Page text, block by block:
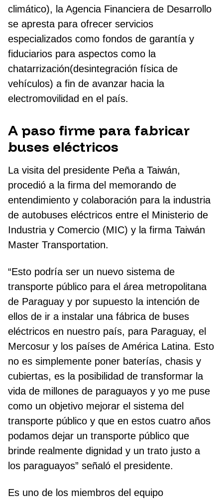
climático), la Agencia Financiera de Desarrollo
se apresta para ofrecer servicios
especializados como fondos de garantía y
fiduciarios para aspectos como la
chatarrización(desintegración física de
vehículos) a fin de avanzar hacia la
electromovilidad en el país.
A paso firme para fabricar
buses eléctricos
La visita del presidente Peña a Taiwán,
procedió a la firma del memorando de
entendimiento y colaboración para la industria
de autobuses eléctricos entre el Ministerio de
Industria y Comercio (MIC) y la firma Taiwán
Master Transportation.
“Esto podría ser un nuevo sistema de
transporte público para el área metropolitana
de Paraguay y por supuesto la intención de
ellos de ir a instalar una fábrica de buses
eléctricos en nuestro país, para Paraguay, el
Mercosur y los países de América Latina. Esto
no es simplemente poner baterías, chasis y
cubiertas, es la posibilidad de transformar la
vida de millones de paraguayos y yo me puse
como un objetivo mejorar el sistema del
transporte público y que en estos cuatro años
podamos dejar un transporte público que
brinde realmente dignidad y un trato justo a
los paraguayos” señaló el presidente.
Es uno de los miembros del equipo